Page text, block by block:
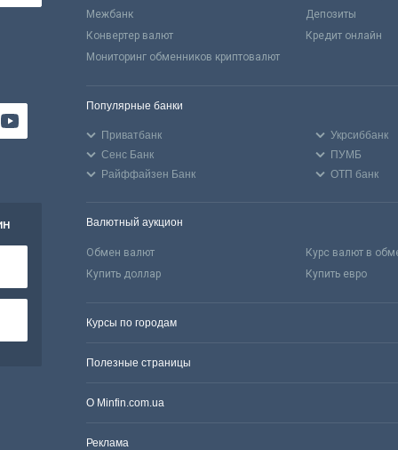
Межбанк
Депозиты
Конвертер валют
Кредит онлайн
Мониторинг обменников криптовалют
Популярные банки
Приватбанк Укрсиббанк
Сенс Банк
ПУМБ
Райффайзен Банк
ОТП банк
Валютный аукцион
Обмен валют Курс валют в
Купить доллар
Купить евро
Курсы по городам
Полезные страницы
О Minfin.com.ua
Реклама